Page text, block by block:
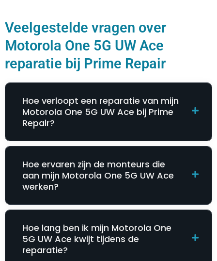
Veelgestelde vragen over
Motorola One 5G UW Ace
reparatie bij Prime Repair
Hoe verloopt een reparatie van mijn
Motorola One 5G UW Ace bij Prime
Repair?
Hoe ervaren zijn de monteurs die
aan mijn Motorola One 5G UW Ace
werken?
Hoe lang ben ik mijn Motorola One
5G UW Ace kwijt tijdens de
reparatie?